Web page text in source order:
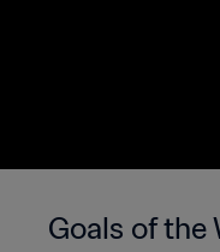
Goals of the